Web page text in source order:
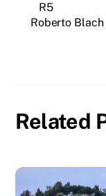
R5
Roberto
Related